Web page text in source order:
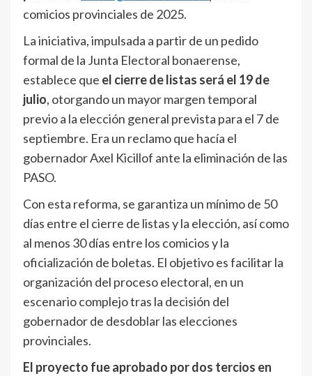
comicios provinciales de 2025.
La iniciativa, impulsada a partir de un pedido
formal de la Junta Electoral bonaerense,
establece que el cierre de listas será el 19 de
julio, otorgando un mayor margen temporal
previo a la elección general prevista para el 7 de
septiembre. Era un reclamo que hacía el
gobernador Axel Kicillof ante la eliminación de las
PASO.
Con esta reforma, se garantiza un mínimo de 50
días entre el cierre de listas y la elección, así como
al menos 30 días entre los comicios y la
oficialización de boletas. El objetivo es facilitar la
organización del proceso electoral, en un
escenario complejo tras la decisión del
gobernador de desdoblar las elecciones
provinciales.
El proyecto fue aprobado por dos tercios en